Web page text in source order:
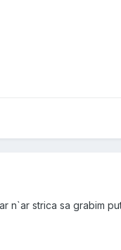
n`ar strica sa grabim